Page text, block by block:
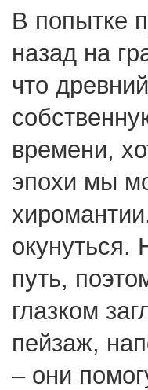
В попытке
назад на
что
времени,
эпохи мы
окунуться.
путь,
глазком
пейзаж,
– они